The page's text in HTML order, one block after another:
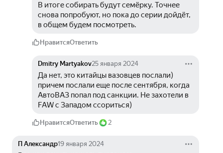
В итоге собирать будут семёрку. Точнее
снова попробуют, но пока до серии дойдёт,
в общем будем посмотреть.
НравитсяОтветить
Dmitry Martyakov25 января 2024
Да нет, это китайцы вазовцев послали)
причем послали еще после сентября, когда
АвтоВАЗ попал под санкции. Не захотели в
FAW с Западом ссориться)
НравитсяОтветить 2
П Александр19 января 2024